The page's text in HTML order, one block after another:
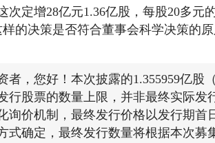
次定增28亿元1.36亿股，每股20多元
的决策是否符合董事会科学决策的
者，您好！本次披露的1.355959亿股
行股票的数量上限，并非最终实际发
询价机制，最终发行价格以发行期首
式确定，最终发行数量将根据本次募